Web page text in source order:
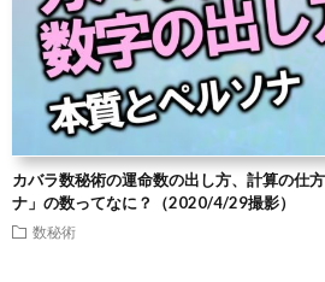
カバラ数秘術の運命数の出し方、計算の仕
ナ」の数ってなに？（2020/4/29撮影）
数秘術